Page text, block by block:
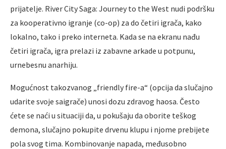
prijatelje. River City Saga: Journey to the West nudi podršku
za kooperativno igranje (co-op) za do četiri igrača, kako
lokalno, tako i preko interneta. Kada se na ekranu nađu
četiri igrača, igra prelazi iz zabavne arkade u potpunu,
urnebesnu anarhiju.
Mogućnost takozvanog „friendly fire-a“ (opcija da slučajno
udarite svoje saigrače) unosi dozu zdravog haosa. Često
ćete se naći u situaciji da, u pokušaju da oborite teškog
demona, slučajno pokupite drvenu klupu i njome prebijete
pola svog tima. Kombinovanje napada, međusobno